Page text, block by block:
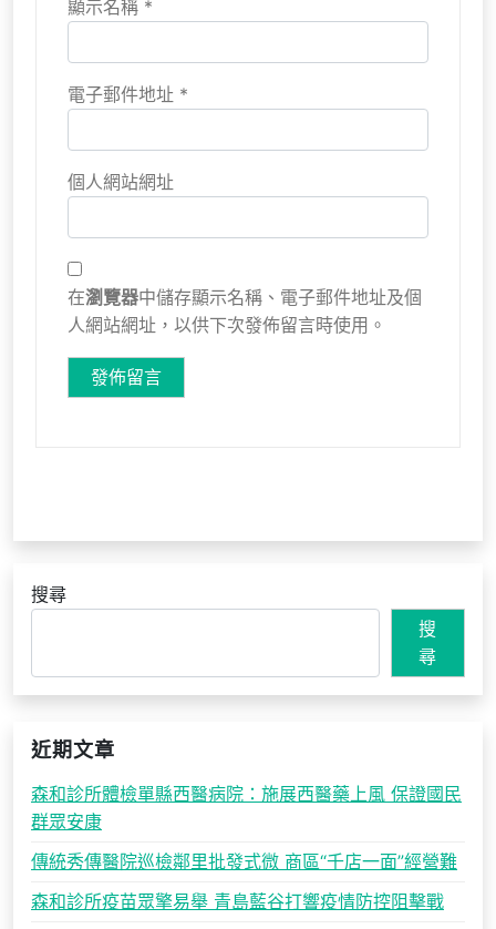
顯示名稱 *
電子郵件地址 *
個人網站網址
在瀏覽器中儲存顯示名稱、電子郵件地址及個
人網站網址，以供下次發佈留言時使用。
搜尋
搜
尋
近期文章
森和診所體檢單縣西醫病院：施展西醫藥上風 保證國民
群眾安康
傳統秀傳醫院巡檢鄰里批發式微 商區“千店一面”經營難
森和診所疫苗眾擎易舉 青島藍谷打響疫情防控阻擊戰